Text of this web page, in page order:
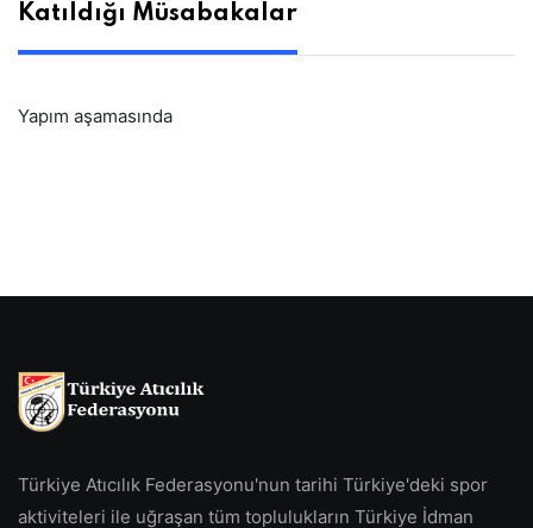
Katıldığı Müsabakalar
Yapım aşamasında
Türkiye Atıcılık Federasyonu'nun tarihi Türkiye'deki spor
aktiviteleri ile uğraşan tüm toplulukların Türkiye İdman